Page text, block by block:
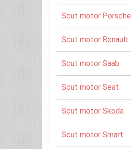
Scut motor Porsche
Scut motor Renault
Scut motor Saab
Scut motor Seat
Scut motor Skoda
Scut motor Smart